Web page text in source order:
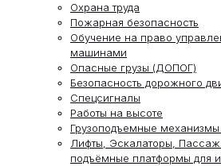
Охрана труда
Пожарная безопасность
Обучение на право
машинами
Опасные грузы (ДОПОГ)
Безопасность дорожного
Спецсигналы
Работы на высоте
Грузоподъемные
Лифты, Эскалаторы,
подъёмные платформы для